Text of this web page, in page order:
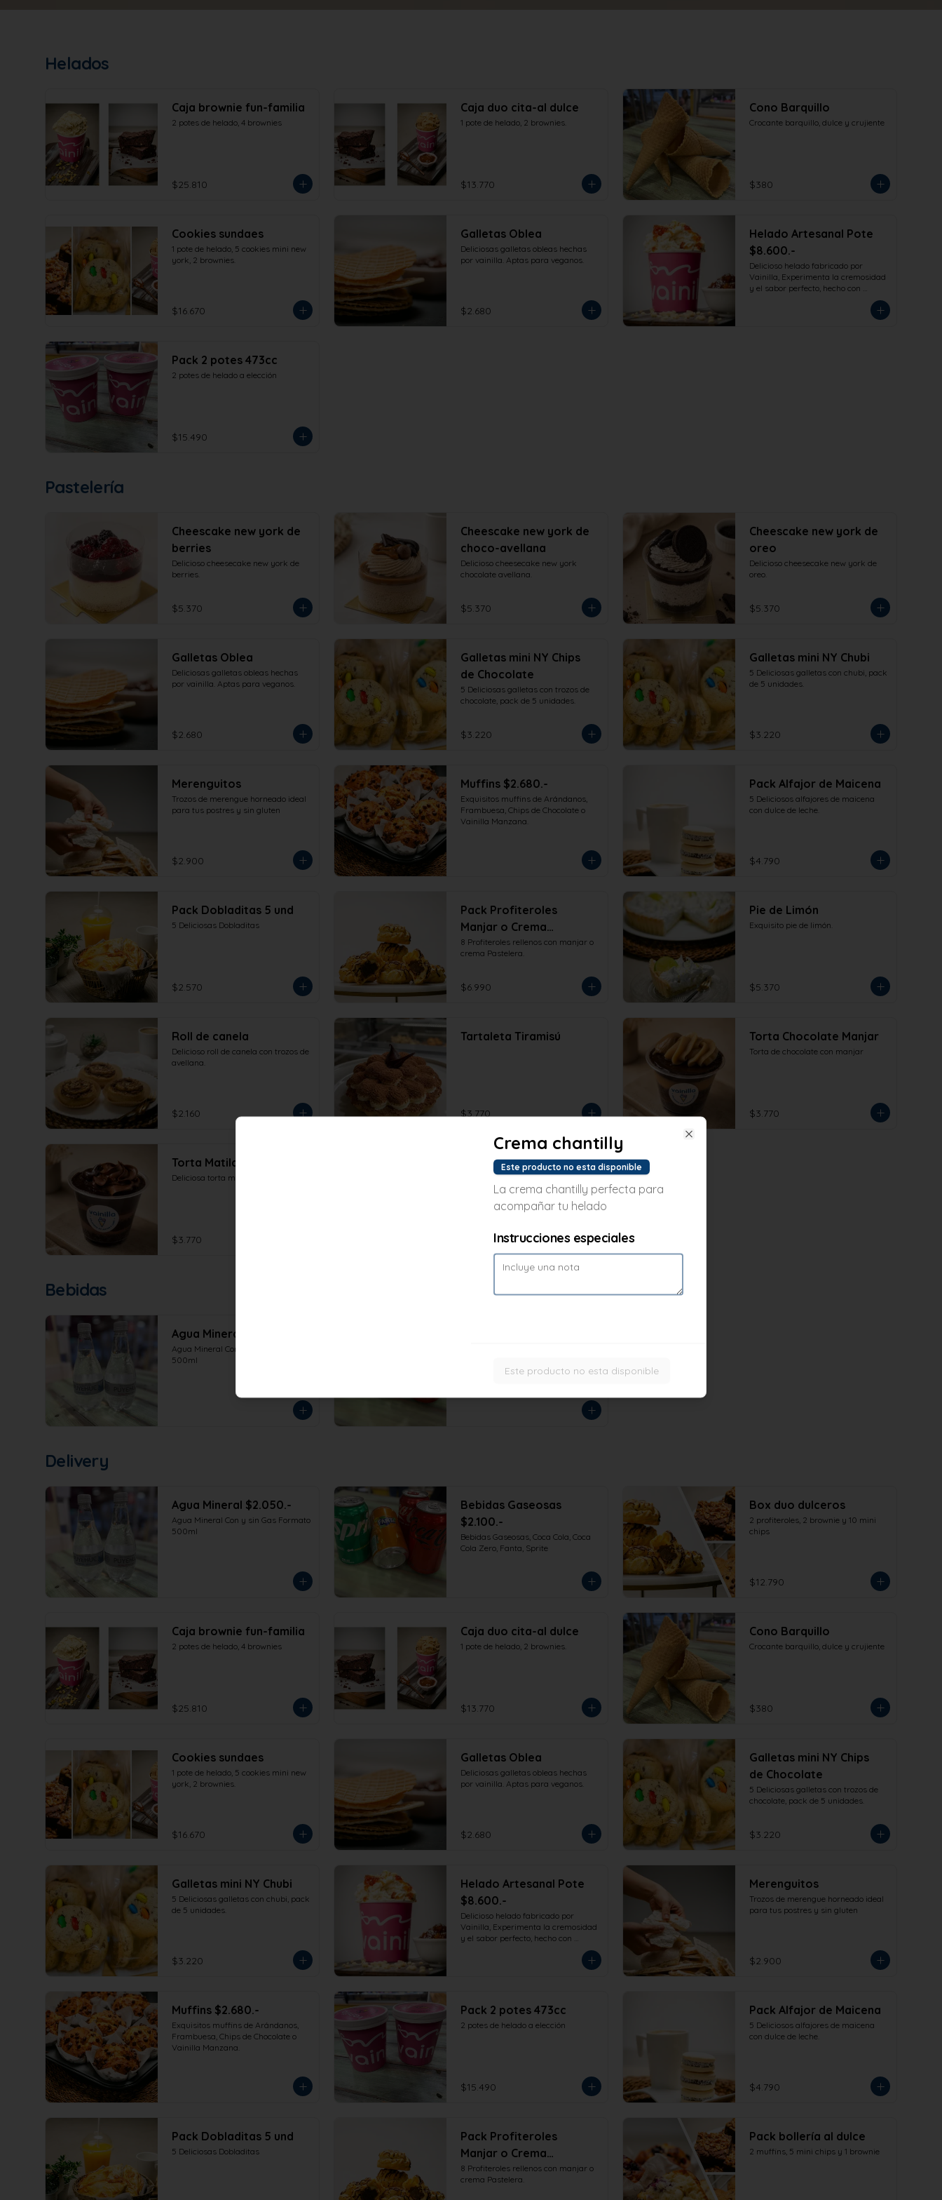
Helados
Caja brownie fun-familia
2 potes de helado, 4 brownies
$25.810
Caja duo cita-al dulce
1 pote de helado, 2 brownies.
$13.770
Cono Barquillo
Crocante barquillo, dulce y crujiente
$380
Cookies sundaes
1 pote de helado, 5 cookies mini new
york, 2 brownies.
$16.670
Galletas Oblea
Deliciosas galletas obleas hechas
por vainilla. Aptas para veganos.
$2.680
Helado Artesanal Pote
$8.600.-
Delicioso helado fabricado por
Vainilla, Experimenta la cremosidad
y el sabor perfecto, hecho con
ingredientes de la más alta calidad
para que disfrutes en la comodidad
Pack 2 potes 473cc
2 potes de helado a elección
$15.490
Pastelería
Cheescake new york de
berries
Delicioso cheesecake new york de
berries.
$5.370
Cheescake new york de
choco-avellana
Delicioso cheesecake new york
chocolate avellana.
$5.370
Cheescake new york de
oreo
Delicioso cheesecake new york de
oreo.
$5.370
Galletas Oblea
Deliciosas galletas obleas hechas
por vainilla. Aptas para veganos.
$2.680
Galletas mini NY Chips
de Chocolate
5 Deliciosas galletas con trozos de
chocolate, pack de 5 unidades.
$3.220
Galletas mini NY Chubi
5 Deliciosas galletas con chubi, pack
de 5 unidades.
$3.220
Merenguitos
Trozos de merengue horneado ideal
para tus postres y sin gluten
$2.900
Muffins $2.680.-
Exquisitos muffins de Arándanos,
Frambuesa, Chips de Chocolate o
Vainilla Manzana.
Pack Alfajor de Maicena
5 Deliciosos alfajores de maicena
con dulce de leche.
$4.790
Pack Dobladitas 5 und
5 Deliciosas Dobladitas
$2.570
Pack Profiteroles
Manjar o Crema
Pastelera 8 und
8 Profiteroles rellenos con manjar o
crema Pastelera.
$6.990
Pie de Limón
Exquisito pie de limón.
$5.370
Roll de canela
Delicioso roll de canela con trozos de
avellana.
$2.160
Tartaleta Tiramisú
$3.770
Torta Chocolate Manjar
Torta de chocolate con manjar
$3.770
Torta Matilda
Deliciosa torta matilda.
$3.770
Bebidas
Agua Mineral $2.050.-
Agua Mineral Con y sin Gas Formato
500ml
Bebidas Gaseosas, Coca Cola, Coca
Cola Zero, Fanta, Sprite
Delivery
Agua Mineral $2.050.-
Agua Mineral Con y sin Gas Formato
500ml
Bebidas Gaseosas
$2.100.-
Bebidas Gaseosas, Coca Cola, Coca
Cola Zero, Fanta, Sprite
Box duo dulceros
2 profiteroles, 2 brownie y 10 mini
chips
$12.790
Caja brownie fun-familia
2 potes de helado, 4 brownies
$25.810
Caja duo cita-al dulce
1 pote de helado, 2 brownies.
$13.770
Cono Barquillo
Crocante barquillo, dulce y crujiente
$380
Cookies sundaes
1 pote de helado, 5 cookies mini new
york, 2 brownies.
$16.670
Galletas Oblea
Deliciosas galletas obleas hechas
por vainilla. Aptas para veganos.
$2.680
Galletas mini NY Chips
de Chocolate
5 Deliciosas galletas con trozos de
chocolate, pack de 5 unidades.
$3.220
Galletas mini NY Chubi
5 Deliciosas galletas con chubi, pack
de 5 unidades.
$3.220
Helado Artesanal Pote
$8.600.-
Delicioso helado fabricado por
Vainilla, Experimenta la cremosidad
y el sabor perfecto, hecho con
ingredientes de la más alta calidad
para que disfrutes en la comodidad
Merenguitos
Trozos de merengue horneado ideal
para tus postres y sin gluten
$2.900
Muffins $2.680.-
Exquisitos muffins de Arándanos,
Frambuesa, Chips de Chocolate o
Vainilla Manzana.
Pack 2 potes 473cc
2 potes de helado a elección
$15.490
Pack Alfajor de Maicena
5 Deliciosos alfajores de maicena
con dulce de leche.
$4.790
Pack Dobladitas 5 und
5 Deliciosas Dobladitas
Pack Profiteroles
Manjar o Crema
Pastelera 8 und
8 Profiteroles rellenos con manjar o
crema Pastelera.
Pack bollería al dulce
2 muffins, 5 mini chips y 1 brownie
Crema chantilly
Este producto no esta disponible
La crema chantilly perfecta para
acompañar tu helado
Instrucciones especiales
Este producto no esta disponible